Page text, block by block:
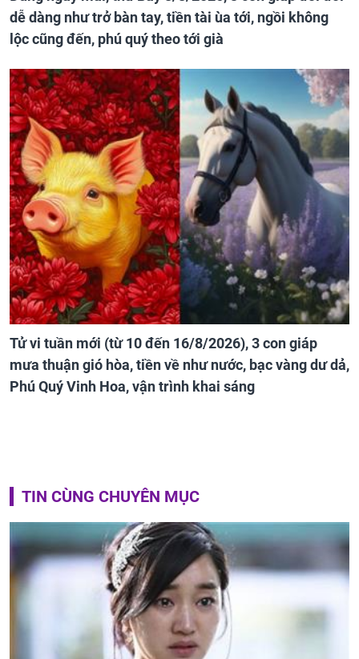
dễ dàng như trở bàn tay, tiền tài ùa tới, ngồi không
lộc cũng đến, phú quý theo tới già
Tử vi tuần mới (từ 10 đến 16/8/2026), 3 con giáp
mưa thuận gió hòa, tiền về như nước, bạc vàng dư dả,
Phú Quý Vinh Hoa, vận trình khai sáng
TIN CÙNG CHUYÊN MỤC